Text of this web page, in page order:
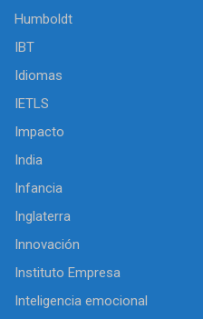
Humboldt
IBT
Idiomas
IETLS
Impacto
India
Infancia
Inglaterra
Innovación
Instituto Empresa
Inteligencia emocional